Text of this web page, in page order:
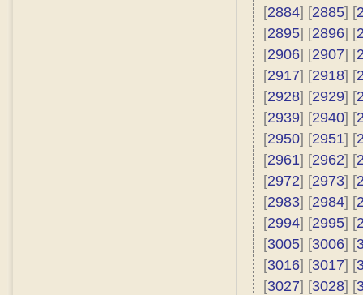
[2884] [2885] [
[2895] [2896] [
[2906] [2907] [
[2917] [2918] [
[2928] [2929] [
[2939] [2940] [
[2950] [2951] [
[2961] [2962] [
[2972] [2973] [
[2983] [2984] [
[2994] [2995] [
[3005] [3006] [
[3016] [3017] [
[3027] [3028] [